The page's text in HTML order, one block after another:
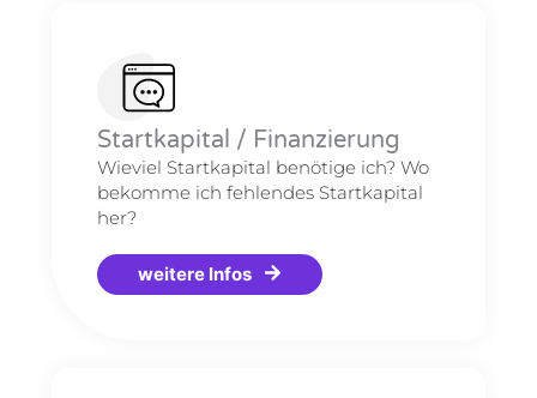
Startkapital / Finanzierung
Wieviel Startkapital benötige ich? Wo
bekomme ich fehlendes Startkapital
her?
weitere Infos